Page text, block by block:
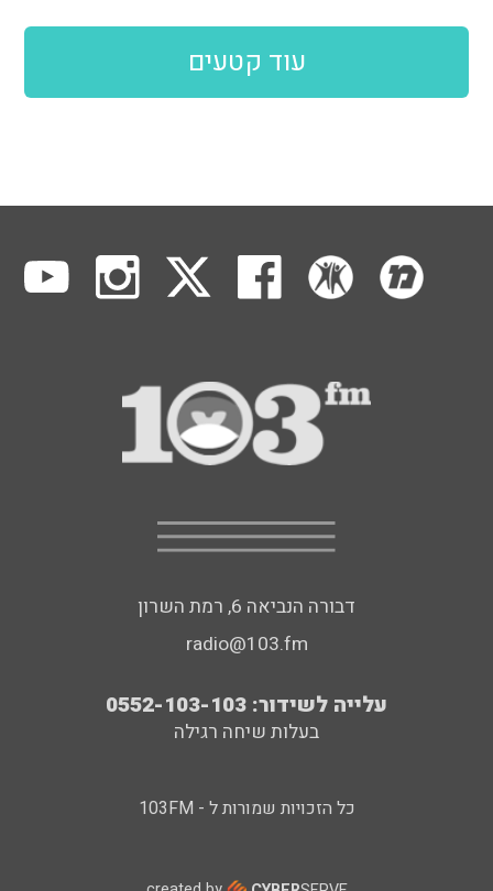
עוד קטעים
דבורה הנביאה 6, רמת השרון
radio@103.fm
עלייה לשידור: 0552-103-103
בעלות שיחה רגילה
כל הזכויות שמורות ל - 103FM